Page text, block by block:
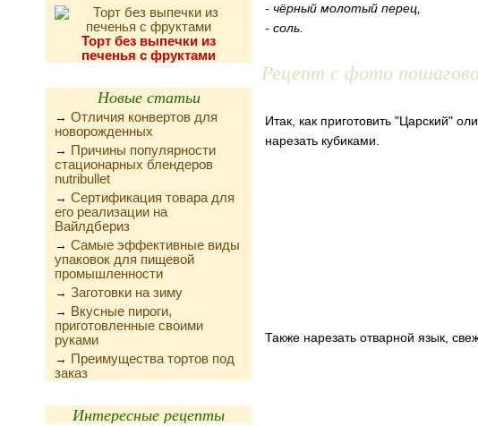
Торт без выпечки из
печенья с фруктами
Новые статьи
→ Отличия конвертов для
новорожденных
→ Причины популярности
стационарных блендеров
nutribullet
→ Сертификация товара для
его реализации на
Вайлдбериз
→ Самые эффективные виды
упаковок для пищевой
промышленности
→ Заготовки на зиму
→ Вкусные пироги,
приготовленные своими
руками
→ Преимущества тортов под
заказ
Интересные рецепты
- чёрный молотый перец,
- соль.
Рецепт с фото
Итак, как приготовить "Царский"
нарезать кубиками.
Также нарезать отварной язык,